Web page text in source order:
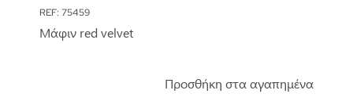
REF: 75459
Μάφιν red velvet
Προσθήκη στα αγαπημένα